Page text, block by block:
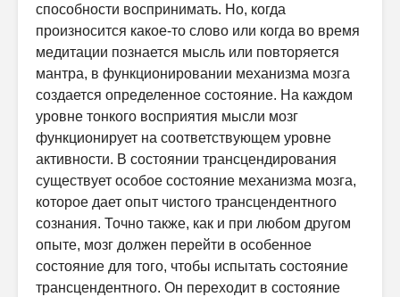
способности воспринимать. Но, когда
произносится какое-то слово или когда во время
медитации познается мысль или повторяется
мантра, в функционировании механизма мозга
создается определенное состояние. На каждом
уровне тонкого восприятия мысли мозг
функционирует на соответствующем уровне
активности. В состоянии трансцендирования
существует особое состояние механизма мозга,
которое дает опыт чистого трансцендентного
сознания. Точно также, как и при любом другом
опыте, мозг должен перейти в особенное
состояние для того, чтобы испытать состояние
трансцендентного. Он переходит в состояние